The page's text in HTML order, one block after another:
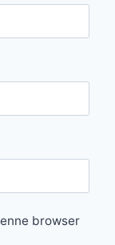
browser